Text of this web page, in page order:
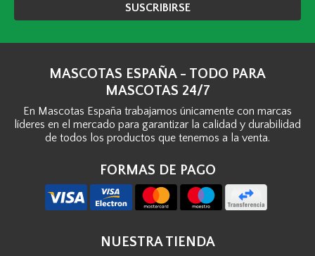
SUSCRIBIRSE
MASCOTAS ESPAÑA - TODO PARA
MASCOTAS 24/7
En Mascotas España trabajamos únicamente con marcas
líderes en el mercado para garantizar la calidad y durabilidad
de todos los productos que tenemos a la venta.
FORMAS DE PAGO
NUESTRA TIENDA